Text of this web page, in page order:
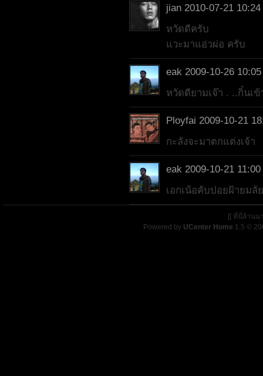
jian 2010-07-21 10:24
หวัดดีครับ
แวะมาแอ่วผ่อ ครับ
eak 2009-10-26 10:05
หวัดดียามเจ๊า . ..กิ๋นเ
Ployfai 2009-10-21
กะลังจะมาตกแต่งเจ้า
eak 2009-10-21 11:00
เอกเน้อคับปอยฝ้ายมลั
[[ ที่นี่ล้านน
Powered by UCenter Home 1.5 ©